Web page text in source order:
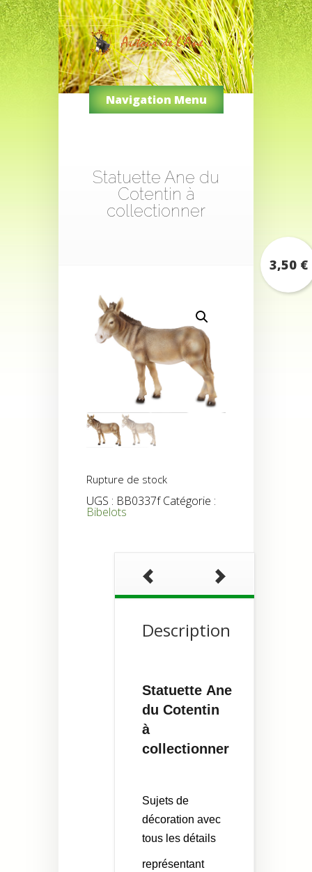
Navigation Menu
Statuette Ane du
Cotentin à
collectionner
3,50 €
Rupture de stock
UGS : BB0337f Catégorie :
Bibelots
Description
Statuette Ane
du Cotentin
à
collectionner
Sujets de
décoration avec
tous les détails
représentant